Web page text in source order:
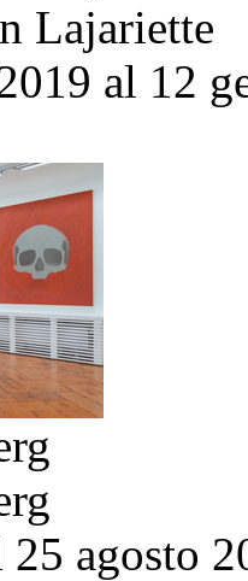
Lajariette
al 12
agosto